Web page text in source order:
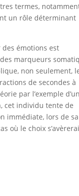
termes,
un rôle déterminant
des émotions est
marqueurs
non seulement,
de secondes à
par l’exemple
cet individu tente de
immédiate, lors de sa
où le choix